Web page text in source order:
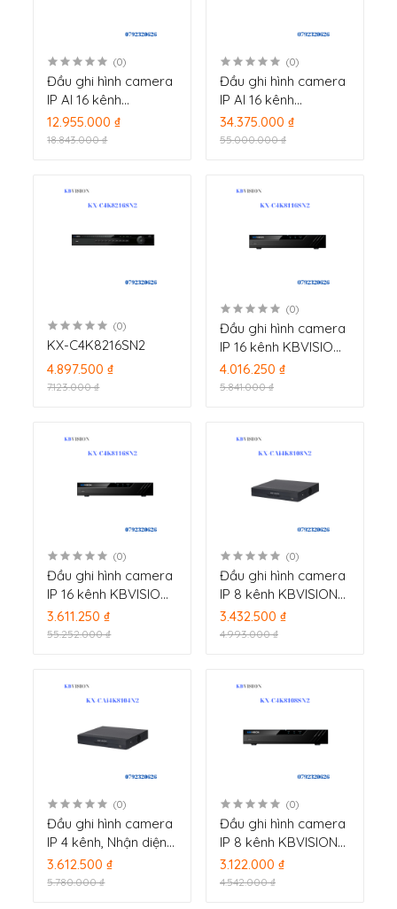
(0)
Đầu ghi hình camera
IP AI 16 kênh
KBVISION KX-
DAi4K8216SN3P16
12.955.000 ₫
18.843.000 ₫
(0)
Đầu ghi hình camera
IP AI 16 kênh
KBVISION KX-
DAi4K8216SN3P16
34.375.000 ₫
55.000.000 ₫
(0)
KX-C4K8216SN2
4.897.500 ₫
7.123.000 ₫
(0)
Đầu ghi hình camera
IP 16 kênh KBVISION
KX-CAi4K8116N2
4.016.250 ₫
5.841.000 ₫
(0)
Đầu ghi hình camera
IP 16 kênh KBVISION
KX-C4K8116SN2
3.611.250 ₫
55.252.000 ₫
(0)
Đầu ghi hình camera
IP 8 kênh KBVISION
KX-CAi4K8108N2
3.432.500 ₫
4.993.000 ₫
(0)
Đầu ghi hình camera
IP 4 kênh, Nhận diện
khuôn mặt KBVISION
KX-CAi4K8104N2
3.612.500 ₫
5.780.000 ₫
(0)
Đầu ghi hình camera
IP 8 kênh KBVISION
KX-C4K8108SN2
3.122.000 ₫
4.542.000 ₫